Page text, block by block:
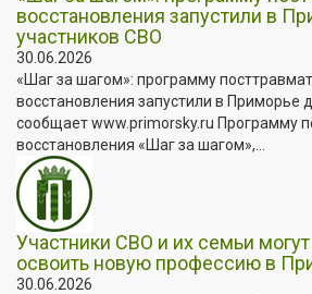
восстановления запустили в
участников СВО
30.06.2026
«Шаг за шагом»: программу
восстановления запустили в Приморье
сообщает www.primorsky.ru Программу
восстановления «Шаг за шагом»,...
Участники СВО и их семьи
освоить новую профессию в
30.06.2026